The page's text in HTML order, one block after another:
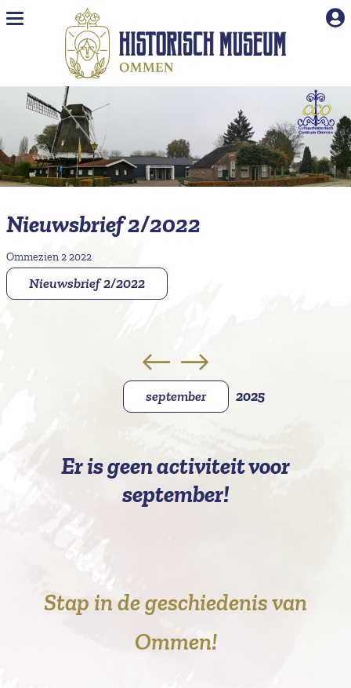
Naar hoofdinhoud
Nieuwsbrief 2/2022
Ommezien 2 2022
Nieuwsbrief 2/2022
september 2025
Er is geen activiteit voor
september!
Stap in de geschiedenis van
Ommen!